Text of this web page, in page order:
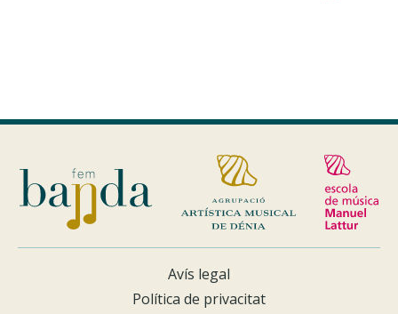
Avís legal
Política de privacitat